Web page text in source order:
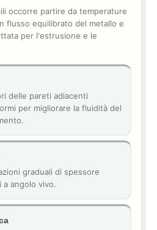
occorre partire da temperature
flusso equilibrato del metallo e
per l'estrusione e le
delle pareti adiacenti
per migliorare la fluidità del
graduali di spessore
angolo vivo.